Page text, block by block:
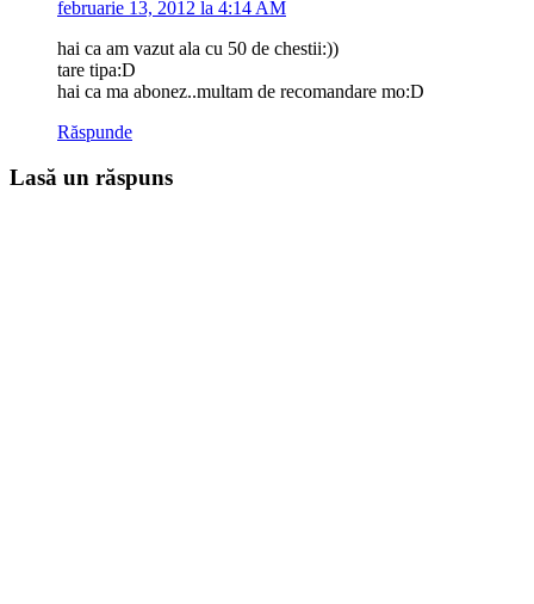
februarie 13, 2012 la 4:14 AM
hai ca am vazut ala cu 50 de chestii:))
tare tipa:D
hai ca ma abonez..multam de recomandare mo:D
Răspunde
Lasă un răspuns